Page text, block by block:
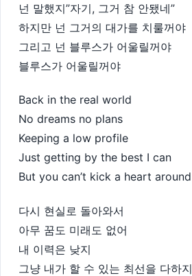
넌 말했지”자기, 그거 참 안됐네”
하지만 넌 그거의 대가를 치룰꺼야
그리고 넌 블루스가 어울릴꺼야
블루스가 어울릴꺼야
Back in the real world
No dreams no plans
Keeping a low profile
Just getting by the best I can
But you can’t kick a heart around
다시 현실로 돌아와서
아무 꿈도 미래도 없어
내 이력은 낮지
그냥 내가 할 수 있는 최선을 다하지